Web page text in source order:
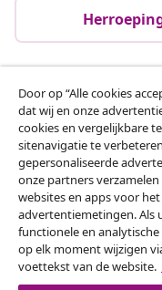
Klantenservice
Zakelijk
vidaXL
Ontdek meer
Door op “Alle cookies
dat wij en onze
cookies en vergelijkbare
sitenavigatie te
gepersonaliseerde
onze partners
websites en apps voor
advertentiemetingen. Als
functionele en
op elk moment wijzigen
voettekst van de website.